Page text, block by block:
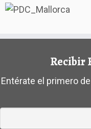
Recibir
Entérate el primero